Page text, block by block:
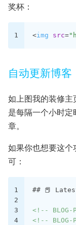
奖杯：
1 <img src=
自动更新博客
如上图我的装修
是每隔一个小时定
章。
如果你也想要这个
可：
1
2
3
4
## 📕
<!-- BLOG-
<!-- BLOG-